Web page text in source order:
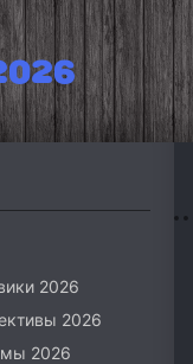
2026
2026
2026